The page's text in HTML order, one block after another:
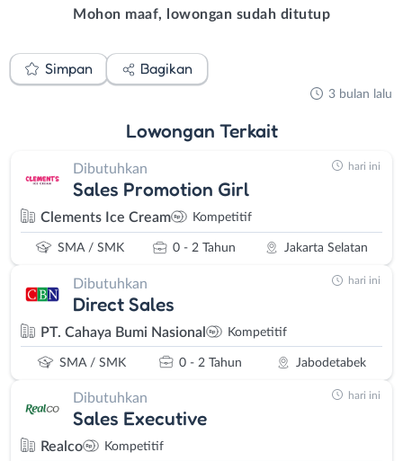
Mohon maaf, lowongan sudah ditutup
Simpan Bagikan
3 bulan lalu
Lowongan Terkait
Dibutuhkan
Sales Promotion Girl
Clements Ice Cream Kompetitif
SMA / SMK 0 - 2 Tahun Jakarta Selatan
hari ini
Dibutuhkan
Direct Sales
PT. Cahaya Bumi Nasional Kompetitif
SMA / SMK 0 - 2 Tahun Jabodetabek
hari ini
Dibutuhkan
Sales Executive
Realco Kompetitif
hari ini